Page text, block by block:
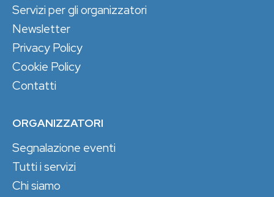
Servizi per gli organizzatori
Newsletter
Privacy Policy
Cookie Policy
Contatti
ORGANIZZATORI
Segnalazione eventi
Tutti i servizi
Chi siamo